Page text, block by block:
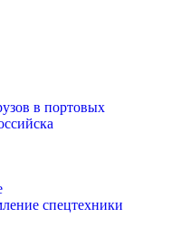
в портовых
спецтехники